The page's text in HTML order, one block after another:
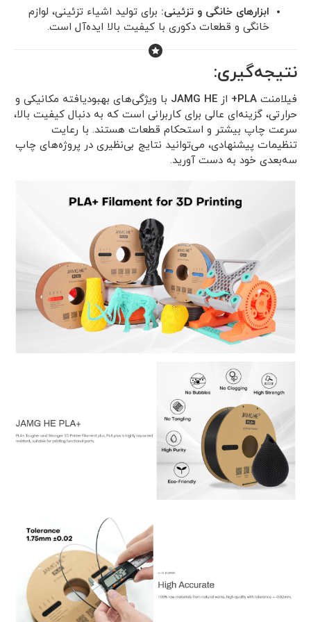
ابزارهای خانگی و تزئینی: برای تولید اشیاء تزئینی، لوازم
خانگی و قطعات دکوری با کیفیت بالا ایده‌آل است.
نتیجه‌گیری:
فیلامنت PLA+ از JAMG HE با ویژگی‌های بهبود‌یافته مکانیکی و
حرارتی، گزینه‌ای عالی برای کاربرانی است که به دنبال کیفیت بالا،
سرعت چاپ بیشتر و استحکام قطعات هستند. با رعایت
تنظیمات پیشنهادی، می‌توانید نتایج بی‌نظیری در پروژه‌های چاپ
سه‌بعدی خود به دست آورید.